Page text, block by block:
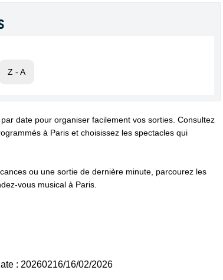
Z - A
date pour organiser facilement vos sorties. Consultez
à Paris et choisissez les spectacles qui
ou une sortie de dernière minute, parcourez les
vous musical à Paris.
: 20260216/16/02/2026